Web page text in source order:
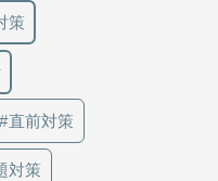
策
直前対策
対策